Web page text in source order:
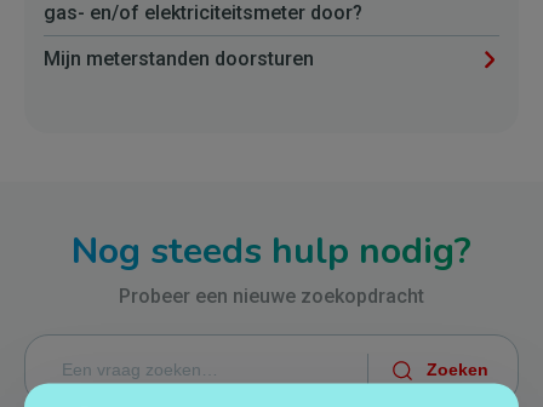
gas- en/of elektriciteitsmeter door?
Mijn meterstanden doorsturen
Nog steeds hulp nodig?
Probeer een nieuwe zoekopdracht